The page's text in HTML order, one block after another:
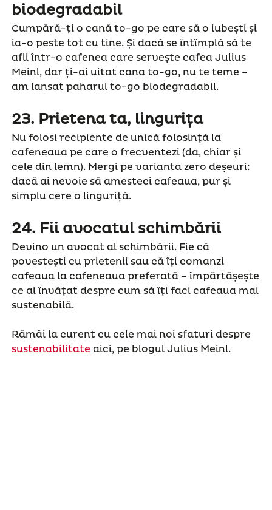
biodegradabil
Cumpără-ți o cană to-go pe care să o iubești și
ia-o peste tot cu tine. Și dacă se întîmplă să te
afli într-o cafenea care servește cafea Julius
Meinl, dar ți-ai uitat cana to-go, nu te teme –
am lansat paharul to-go biodegradabil.
23. Prietena ta, lingurița
Nu folosi recipiente de unică folosință la
cafeneaua pe care o frecventezi (da, chiar și
cele din lemn). Mergi pe varianta zero deșeuri:
dacă ai nevoie să amesteci cafeaua, pur și
simplu cere o linguriță.
24. Fii avocatul schimbării
Devino un avocat al schimbării. Fie că
povestești cu prietenii sau că îți comanzi
cafeaua la cafeneaua preferată – împărtășește
ce ai învățat despre cum să îți faci cafeaua mai
sustenabilă.
Rămâi la curent cu cele mai noi sfaturi despre
sustenabilitate aici, pe blogul Julius Meinl.